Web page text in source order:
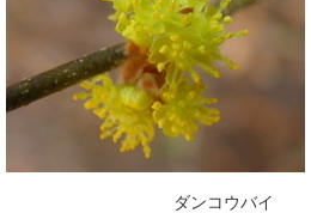
ダンコウバイ